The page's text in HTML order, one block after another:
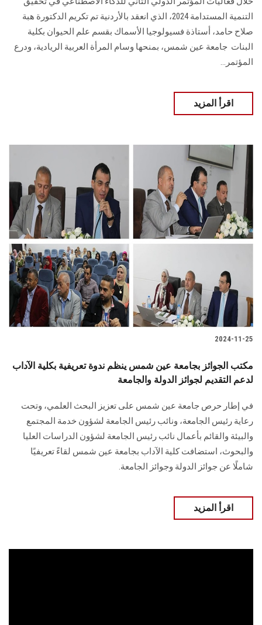
الزائـرون
سجل الان
التنمية المستدامة 2024، ‏الذي انعقد‎ ‎بالأردنية تم ‏تكريم الدكتورة هبة
صلاح حامد، أستاذة فسيولوجيا الأسماك بقسم علم الحيوان بكلية
البنات ‏ جامعة عين شمس، بمنحها وسام المرأة العربية الريادية، ودرع
‏المؤتمر...
اقرأ المزيد
2024-11-25
مكتب الجوائز بجامعة عين شمس ينظم ندوة تعريفية بكلية الآداب
لدعم التقديم لجوائز الدولة والجامعة
في إطار حرص جامعة عين شمس على تعزيز البحث العلمي، وتحت
رعاية رئيس الجامعة، ونائب رئيس الجامعة لشؤون خدمة المجتمع
والبيئة والقائم بأعمال نائب رئيس الجامعة لشؤون الدراسات العليا
والبحوث، استضافت كلية الآداب بجامعة عين شمس لقاءً تعريفيًا
شاملًا عن جوائز الدولة وجوائز الجامعة.
اقرأ المزيد